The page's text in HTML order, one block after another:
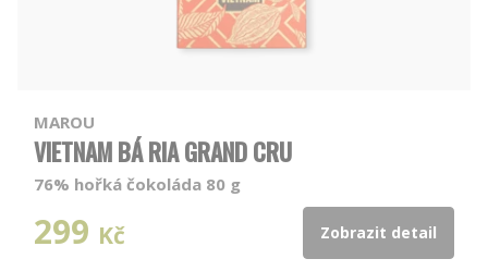
MAROU
VIETNAM BÁ RIA GRAND CRU
76% hořká čokoláda 80 g
299 Kč Zobrazit detail